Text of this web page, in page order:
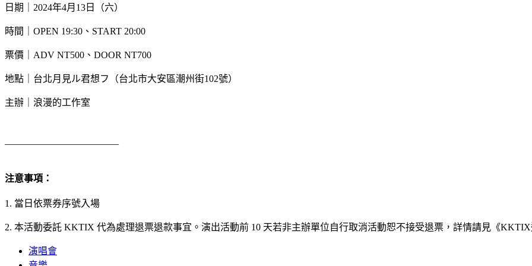
日期｜2024年4月13日（六）
時間｜OPEN 19:30、START 20:00
票價｜ADV NT500、DOOR NT700
地點｜台北月見ル君想フ（台北市大安區潮州街102號）
主辦｜浪漫的工作室
————————————
注意事項：
1. 當日依票券序號入場
2. 本活動委託 KKTIX 代為處理退票退款事宜。演出活動前 10 天若非主辦單位自行取消活動恕不接受退票，詳情請見《KKTIX
演唱會